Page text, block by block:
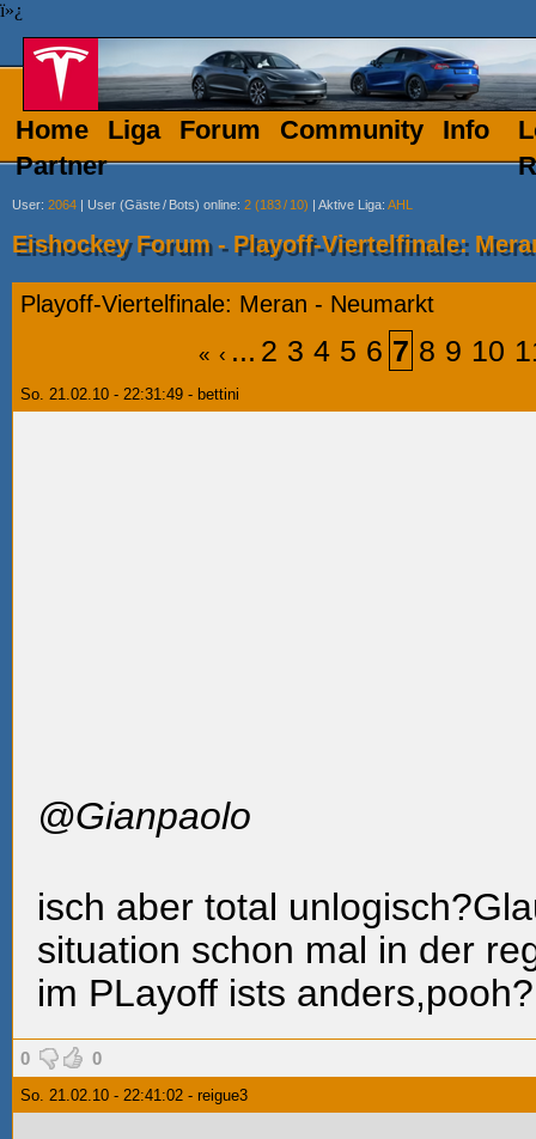
ï»¿
Home Liga Forum Community
Info
Partner
User: 2064 | User (Gäste/ Bots) online: 2 (183/ 10) | Aktive Liga: AHL
Eishockey Forum - Playoff-Viertelfinale:
Playoff-Viertelfinale: Meran - Neumarkt
« ‹ ... 2 3 4 5 6 7 8 9 10
So. 21.02.10 - 22:31:49 - bettini
@Gianpaolo
isch aber total
situation schon mal in der
im PLayoff ists anders,pooh?
0 0
So. 21.02.10 - 22:41:02 - reigue3